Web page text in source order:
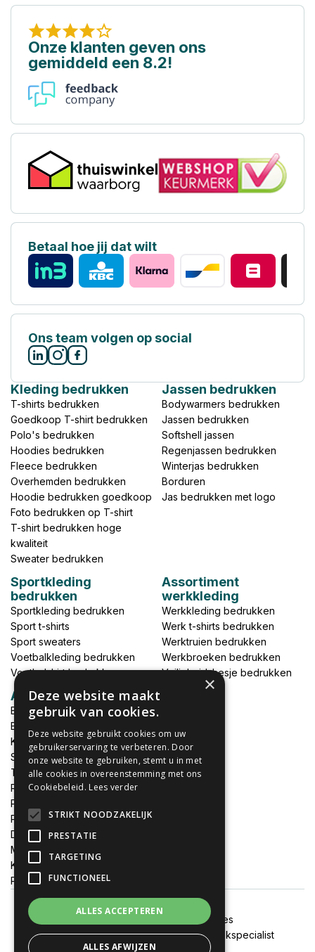
Onze klanten geven ons
gemiddeld een 8.2!
Betaal hoe jij dat wilt
Ons team volgen op social
Kleding bedrukken
T-shirts bedrukken
Goedkoop T-shirt bedrukken
Polo's bedrukken
Hoodies bedrukken
Fleece bedrukken
Overhemden bedrukken
Hoodie bedrukken goedkoop
Foto bedrukken op T-shirt
T-shirt bedrukken hoge
kwaliteit
Sweater bedrukken
Jassen bedrukken
Bodywarmers bedrukken
Jassen bedrukken
Softshell jassen
Regenjassen bedrukken
Winterjas bedrukken
Borduren
Jas bedrukken met logo
Sportkleding
bedrukken
Sportkleding bedrukken
Sport t-shirts
Sport sweaters
Voetbalkleding bedrukken
Voetbalshirt bedrukken
Assortiment
werkkleding
Werkkleding bedrukken
Werk t-shirts bedrukken
Werktruien bedrukken
Werkbroeken bedrukken
Veiligheidshesje bedrukken
Accessoires
Babykleding bedrukken
Broek bedrukken
Kapmantels bedrukken
Schort bedrukken
Tas bedrukken
Relatieschenken
Petten bedrukken
Petten borduren
DTF print per meter
MEGADEALS
Keukenschort bedrukken
Promotiemateriaal bedrukken
Cookies
Onze websites:FixJeSticker|Spandoekspecialist
×
Deze website maakt
gebruik van cookies.
Deze website gebruikt cookies om uw
gebruikerservaring te verbeteren. Door
onze website te gebruiken, stemt u in met
alle cookies in overeenstemming met ons
Cookiebeleid. Lees verder
STRIKT NOODZAKELIJK
PRESTATIE
TARGETING
FUNCTIONEEL
ALLES ACCEPTEREN
ALLES AFWIJZEN